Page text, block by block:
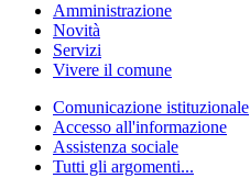
Amministrazione
Novità
Servizi
Vivere il comune
Comunicazione istituzionale
Accesso all'informazione
Assistenza sociale
Tutti gli argomenti...